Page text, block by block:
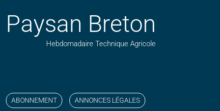
Paysan Breton
Hebdomadaire Technique Agricole
ABONNEMENT ANNONCES LÉGALES